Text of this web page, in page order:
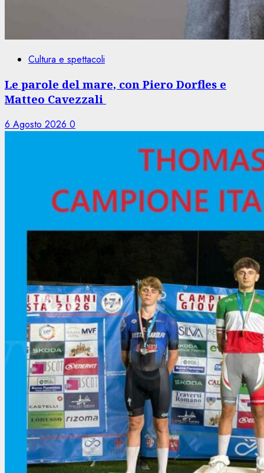
Cultura e spettacoli
Le parole del mare, con Piero Dorfles e
Matteo Cavezzali
6 Agosto 2026 0